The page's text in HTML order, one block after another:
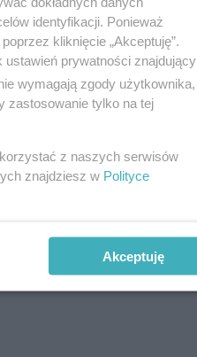
macicy do 10
odbudowie
identyfikacji. Ponieważ
kliknięcie „Akceptuję”.
prywatności znajdujący
wymagają zgody użytkownika,
zastosowanie tylko na tej
z naszych serwisów
znajdziesz w Polityce
Akceptuję